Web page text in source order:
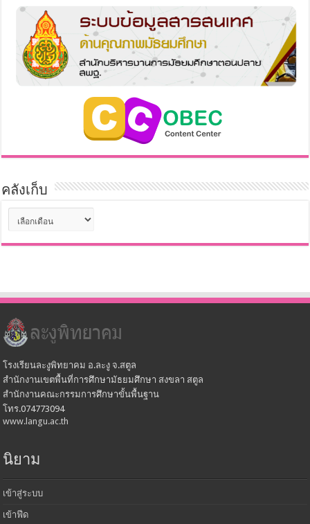
คลังเก็บ
คลัง
เก็บ
โรงเรียนละงูพิทยาคม อ.ละงู จ.สตูล
สำนักงานเขตพื้นที่การศึกษามัธยมศึกษา สงขลา สตูล
สำนักงานคณะกรรมการศึกษาขั้นพื้นฐาน
โทร.074773094
www.langu.ac.th
นิยาม
เข้าสู่ระบบ
เข้าฟีด